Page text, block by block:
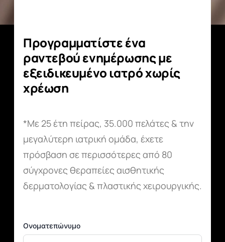
Προγραμματίστε ένα
ραντεβού ενημέρωσης με
εξειδικευμένο ιατρό χωρίς
χρέωση
*Με 25 έτη πείρας, 35.000 πελάτες & την
μεγαλύτερη ιατρική ομάδα, έχετε
πρόσβαση σε περισσότερες από 80
σύγχρονες θεραπείες αισθητικής
δερματολογίας & πλαστικής χειρουργικής.
Ονοματεπώνυμο